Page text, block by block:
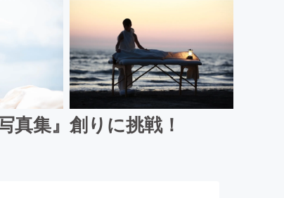
集』創りに挑戦！